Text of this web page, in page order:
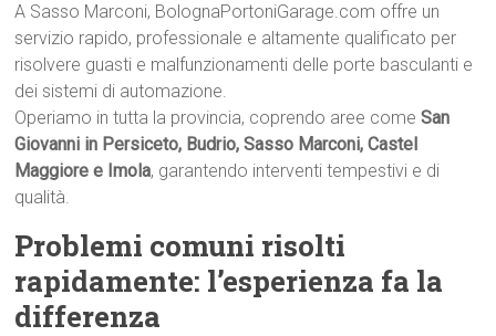
A Sasso Marconi, BolognaPortoniGarage.com offre un
servizio rapido, professionale e altamente qualificato per
risolvere guasti e malfunzionamenti delle porte basculanti e
dei sistemi di automazione.
Operiamo in tutta la provincia, coprendo aree comeSan
Giovanni in Persiceto, Budrio, Sasso Marconi, Castel
Maggiore e Imola, garantendo interventi tempestivi e di
qualità.
Problemi comuni risolti
rapidamente: l’esperienza fa la
differenza